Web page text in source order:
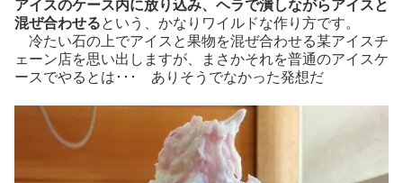
アイスのケース内に放り込み、ヘラで潰しながらアイスと
混ぜ合わせるという、かなりワイルドな作り方です。
冷たい石の上でアイスと果物を混ぜ合わせる某アイスチ
ェーン店を思い出しますが、まさかそれを普通のアイスケ
ースでやるとは･･･ ありそうでなかった発想だ